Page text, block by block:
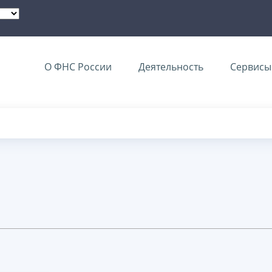
О ФНС России Деятельность Сервисы